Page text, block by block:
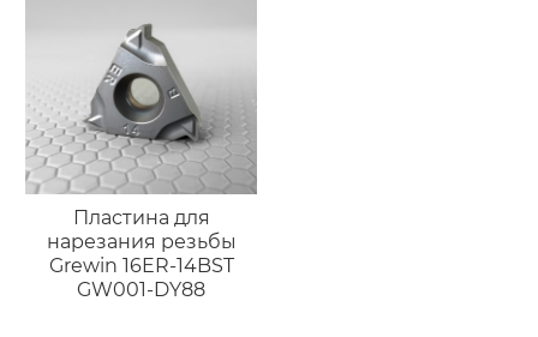
Пластина для
нарезания резьбы
Grewin 16ER-14BST
GW001-DY88